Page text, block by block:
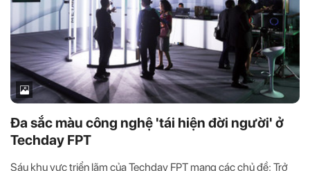
Đa sắc màu công nghệ 'tái hiện đời người' ở
Techday FPT
Sáu khu vực triển lãm của Techday FPT mang các chủ đề: Trở